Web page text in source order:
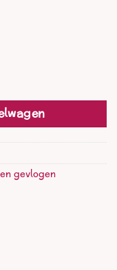
gevlogen